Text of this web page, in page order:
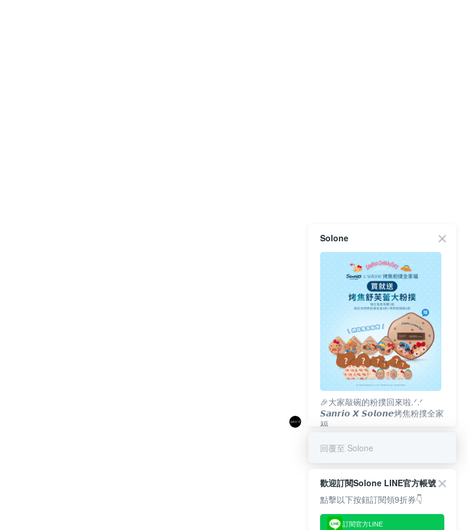
Solone
🎉大家敲碗的粉撲回來啦.ᐟ‪‪.ᐟ
𝙎𝙖𝙣𝙧𝙞𝙤 𝙓 𝙎𝙤𝙡𝙤𝙣𝙚烤焦粉撲全家
福
回覆至 Solone
歡迎訂閱Solone LINE官方帳號
點擊以下按鈕訂閱領9折券👇
訂閱官方LINE